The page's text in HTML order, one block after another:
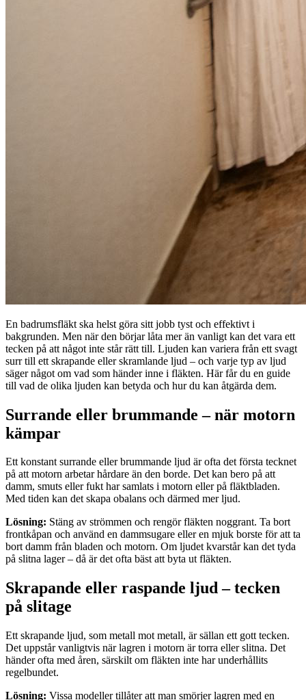
En badrumsfläkt ska helst göra sitt jobb tyst och effektivt i
bakgrunden. Men när den börjar låta mer än vanligt kan det vara ett
tecken på att något inte står rätt till. Ljuden kan variera från ett svagt
surr till ett skrapande eller skramlande ljud – och varje typ av ljud
säger något om vad som händer inne i fläkten. Här får du en guide
till vad de olika ljuden kan betyda och hur du kan åtgärda dem.
Surrande eller brummande – när motorn
kämpar
Ett konstant surrande eller brummande ljud är ofta det första tecknet
på att motorn arbetar hårdare än den borde. Det kan bero på att
damm, smuts eller fukt har samlats i motorn eller på fläktbladen.
Med tiden kan det skapa obalans och därmed mer ljud.
Lösning: Stäng av strömmen och rengör fläkten noggrant. Ta bort
frontkåpan och använd en dammsugare eller en mjuk borste för att ta
bort damm från bladen och motorn. Om ljudet kvarstår kan det tyda
på slitna lager – då är det ofta bäst att byta ut fläkten.
Skrapande eller raspande ljud – tecken
på slitage
Ett skrapande ljud, som metall mot metall, är sällan ett gott tecken.
Det uppstår vanligtvis när lagren i motorn är torra eller slitna. Det
händer ofta med åren, särskilt om fläkten inte har underhållits
regelbundet.
Lösning: Vissa modeller tillåter att man smörjer lagren med en